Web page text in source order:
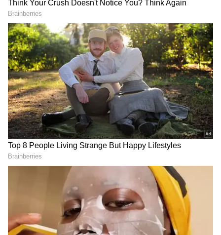
யோசிப்பாங்க. அதனால, கூட்டத்துல
இருக்குறத விட தனிமையில இருக்கவே
விரும்புவாங்க. இவங்க தனிமையில
இருக்கும்போதுதான் நல்ல முடிவுகளை
எடுப்பாங்க, தங்களோட இலக்குகள்ல
முழுசா கவனம் செலுத்துவாங்கன்னு
ஜோதிடர்கள் சொல்றாங்க.